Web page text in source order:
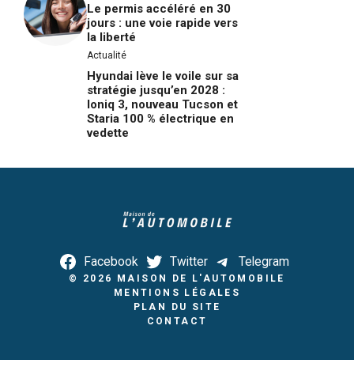
Le permis accéléré en 30
jours : une voie rapide vers
la liberté
Actualité
Hyundai lève le voile sur sa
stratégie jusqu’en 2028 :
Ioniq 3, nouveau Tucson et
Staria 100 % électrique en
vedette
Facebook Twitter Telegram
© 2026 MAISON DE L'AUTOMOBILE
MENTIONS LÉGALES
PLAN DU SITE
CONTACT